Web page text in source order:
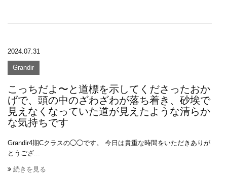
2024.07.31
Grandir
こっちだよ〜と道標を示してくださったおか
げで、頭の中のざわざわが落ち着き、砂埃で
見えなくなっていた道が見えたような清らか
な気持ちです
Grandir4期Cクラスの◯◯です。 今日は貴重な時間をいただきありが
とうござ...
続きを見る